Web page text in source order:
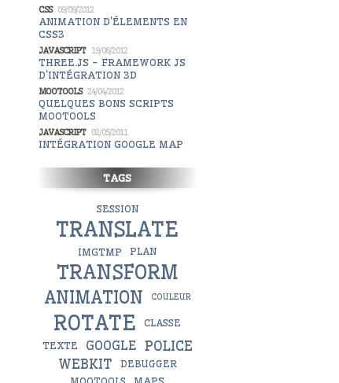
CSS09/09/2012
ANIMATION D'ÉLEMENTS EN
CSS3
JAVASCRIPT19/06/2012
THREE.JS - FRAMEWORK JS
D'INTÉGRATION 3D
MOOTOOLS24/04/2012
QUELQUES BONS SCRIPTS
MOOTOOLS
JAVASCRIPT02/05/2011
INTÉGRATION GOOGLE MAP
TAGS
SESSION
TRANSLATE
IMGTMP PLAN
TRANSFORM
ANIMATION COULEUR
ROTATE CLASSE
TEXTE GOOGLE POLICE
WEBKIT
DEBUGGER